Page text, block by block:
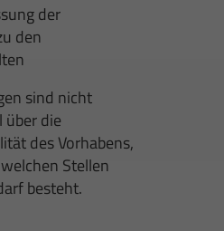
der
den
sind nicht
die
des Vorhabens,
Stellen
besteht.